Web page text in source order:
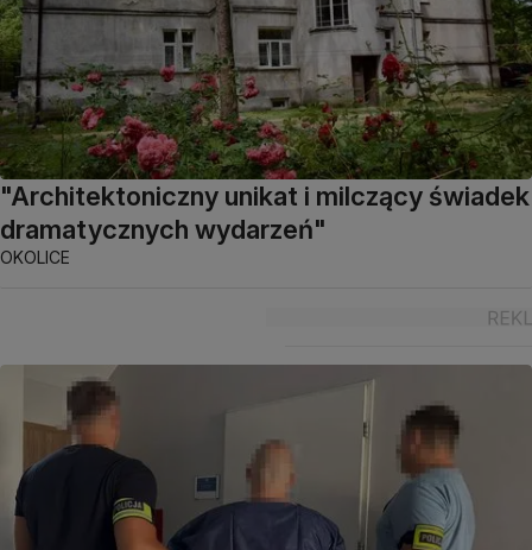
"Architektoniczny unikat i milczący świadek
dramatycznych wydarzeń"
OKOLICE